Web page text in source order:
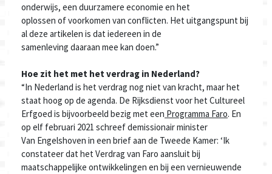
onderwijs, een duurzamere economie en het
oplossen ofvoorkomen van conflicten. Het uitgangspunt bij
al deze artikelen is dat iedereen in de
samenleving daaraan mee kan doen.”
Hoe zit het met het verdrag in Nederland?
“In Nederland is het verdrag nog niet van kracht, maarhet
staat hoog op de agenda. De Rijksdienst voor het Cultureel
Erfgoed is bijvoorbeeld bezig met een Programma Faro. En
op elf februari 2021 schreefdemissionairminister
Van Engelshoven in een brief aan de Tweede Kamer: ‘Ik
constateer dat het Verdrag van Faro aansluit bij
maatschappelijke ontwikkelingen en bij een vernieuwende